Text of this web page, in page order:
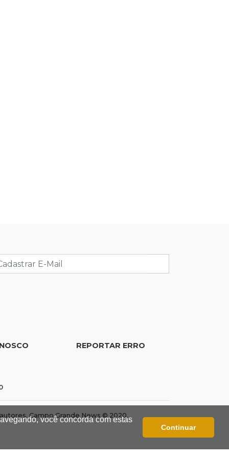
você concorda com estas
Continuar
pets na Capital
Cruzeiro vence Mirassol por 3 a 1 e
sobe para 5º no Brasileirão
16:42Dourados
REPORTAR ERRO
Campo Grande News © 2020.